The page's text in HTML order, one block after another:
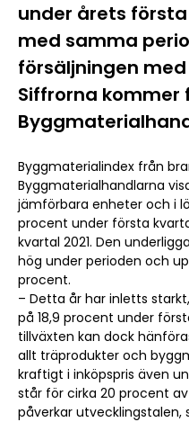
under årets
med samma
försäljningen med
Siffrorna kommer
Byggmaterialindex från
Byggmaterialhandlarna
jämförbara enheter och i
procent under första
kvartal 2021. Den
hög under perioden och
procent.
– Detta år har inletts
på 18,9 procent under
tillväxten kan dock
allt träprodukter och
kraftigt i inköpspris även
står för cirka 20 procent
påverkar utvecklingstalen,